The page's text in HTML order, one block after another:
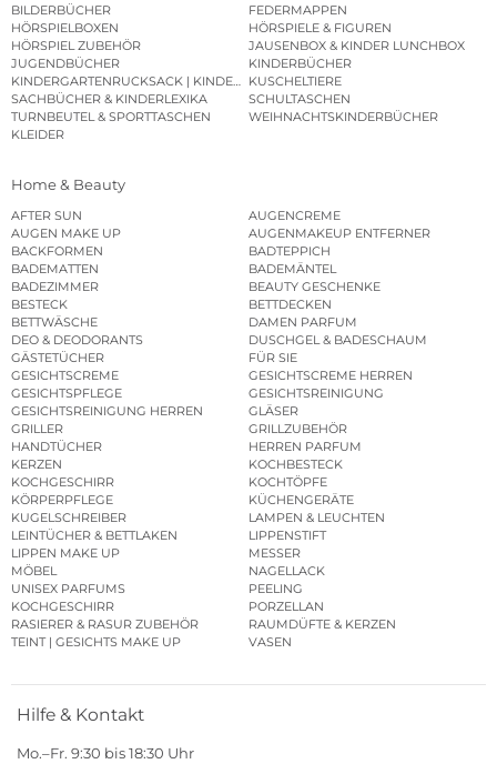
BILDERBÜCHER
FEDERMAPPEN
HÖRSPIELBOXEN
HÖRSPIELE & FIGUREN
HÖRSPIEL ZUBEHÖR
JAUSENBOX & KINDER LUNCHBOX
JUGENDBÜCHER
KINDERBÜCHER
KINDERGARTENRUCKSACK | KINDERGARTENBEUTEL
KUSCHELTIERE
SACHBÜCHER & KINDERLEXIKA
SCHULTASCHEN
TURNBEUTEL & SPORTTASCHEN
WEIHNACHTSKINDERBÜCHER
KLEIDER
Home & Beauty
AFTER SUN
AUGENCREME
AUGEN MAKE UP
AUGENMAKEUP ENTFERNER
BACKFORMEN
BADTEPPICH
BADEMATTEN
BADEMÄNTEL
BADEZIMMER
BEAUTY GESCHENKE
BESTECK
BETTDECKEN
BETTWÄSCHE
DAMEN PARFUM
DEO & DEODORANTS
DUSCHGEL & BADESCHAUM
GÄSTETÜCHER
FÜR SIE
GESICHTSCREME
GESICHTSCREME HERREN
GESICHTSPFLEGE
GESICHTSREINIGUNG
GESICHTSREINIGUNG HERREN
GLÄSER
GRILLER
GRILLZUBEHÖR
HANDTÜCHER
HERREN PARFUM
KERZEN
KOCHBESTECK
KOCHGESCHIRR
KOCHTÖPFE
KÖRPERPFLEGE
KÜCHENGERÄTE
KUGELSCHREIBER
LAMPEN & LEUCHTEN
LEINTÜCHER & BETTLAKEN
LIPPENSTIFT
LIPPEN MAKE UP
MESSER
MÖBEL
NAGELLACK
UNISEX PARFUMS
PEELING
KOCHGESCHIRR
PORZELLAN
RASIERER & RASUR ZUBEHÖR
RAUMDÜFTE & KERZEN
TEINT | GESICHTS MAKE UP
VASEN
Hilfe & Kontakt
Mo.–Fr. 9:30 bis 18:30 Uhr